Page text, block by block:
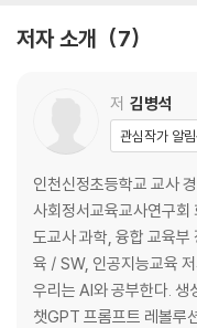
2. Stable Diffusion 스테이
프롬프트 검색/온라인 갤러
1. PromptBase 프롬프트
2. Lexica의 네거티브 프롬
3. DeepDanbooru의 프롬
4. Playground AI 이미지
5. Open Art 이미지 생성
6. PromptHero 프롬프트
7. Eye for AI 프롬프트 빌더
저자 소개 7
저 김병석
관심작가 알
인천신정초등학교 교사
사회정서교육교사연구회
도교사 과학, 융합 교육
육 / SW, 인공지능교육
우리는 AI와 공부한다. 생
챗GPT 프롬프트 레볼루